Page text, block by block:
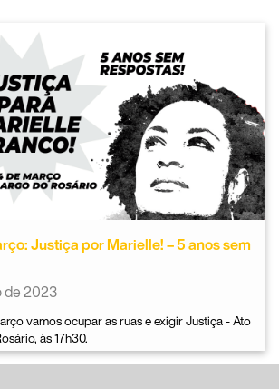
Justiça por Marielle! – 5 anos sem
de 2023
vamos ocupar as ruas e exigir Justiça - Ato
às 17h30.